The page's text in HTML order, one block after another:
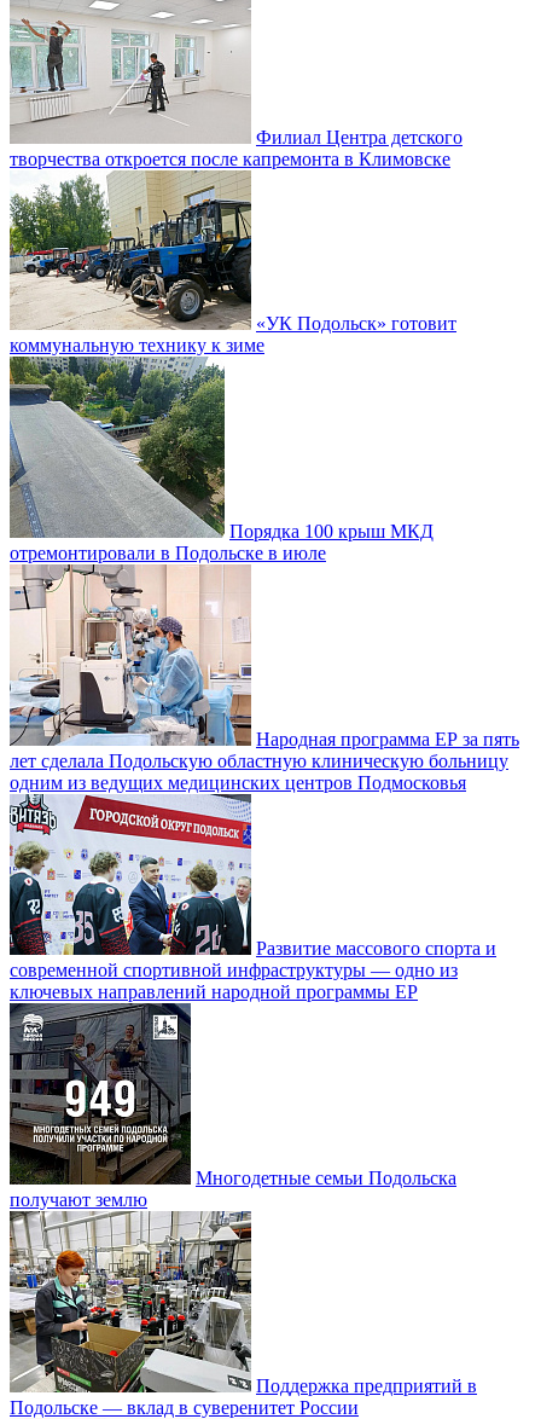
Филиал Центра детского
творчества откроется после капремонта в Климовске
«УК Подольск» готовит
коммунальную технику к зиме
Порядка 100 крыш МКД
отремонтировали в Подольске в июле
Народная программа ЕР за пять
лет сделала Подольскую областную клиническую больницу
одним из ведущих медицинских центров Подмосковья
Развитие массового спорта и
современной спортивной инфраструктуры — одно из
ключевых направлений народной программы ЕР
Многодетные семьи Подольска
получают землю
Поддержка предприятий в
Подольске — вклад в суверенитет России